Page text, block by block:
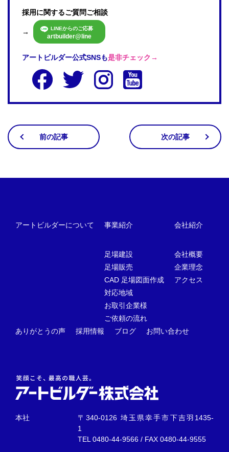
採用に関するご質問ご相談
→ LINEからのご応募
artbuilder@line
アートビルダー公式SNSも是非チェック→
前の記事 次の記事
アートビルダーについて 事業紹介
足場建設
足場販売
CAD 足場図面作成
対応地域
お取引企業様
ご依頼の流れ
会社紹介
会社概要
企業理念
アクセス
ありがとうの声 採用情報 ブログ お問い合わせ
本社
〒340-0126 埼玉県幸手市下吉羽1435-
1
TEL0480-44-9566 / FAX 0480-44-9555